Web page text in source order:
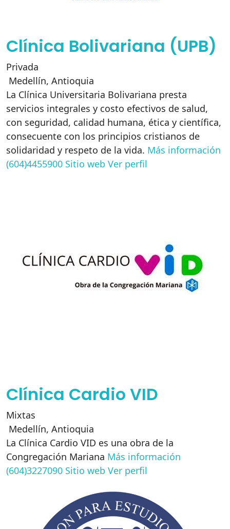
Clínica Bolivariana (UPB)
Privada
Medellín, Antioquia
La Clínica Universitaria Bolivariana presta
servicios integrales y costo efectivos de salud,
con seguridad, calidad humana, ética y científica,
consecuente con los principios cristianos de
solidaridad y respeto de la vida. Más información
(604)4455900 Sitio web Ver perfil
Clínica Cardio VID
Mixtas
Medellín, Antioquia
La Clínica Cardio VID es una obra de la
Congregación Mariana Más información
(604)3227090 Sitio web Ver perfil